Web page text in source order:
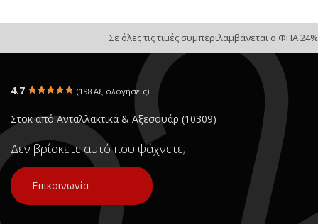
Σε όλες τις τιμές συμπεριλαμβάνεται ο ΦΠΑ 24%
4.7 (198 Αξιολογήσεις)
Στοκ από Ανταλλακτικά & Αξεσουάρ (10309)
Δεν βρίσκετε αυτό που ψάχνετε;
Επικοινωνία